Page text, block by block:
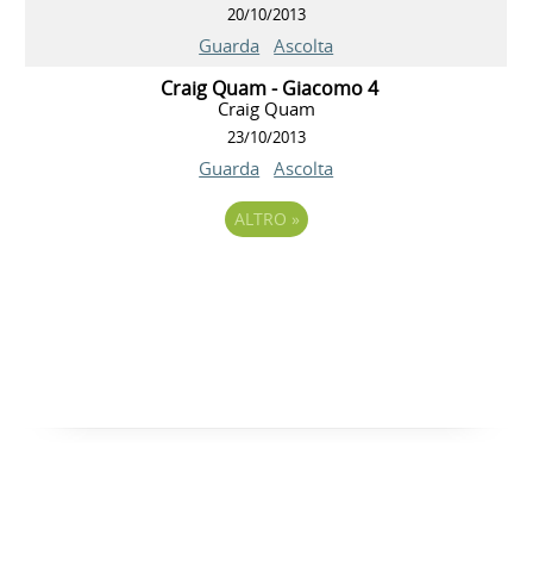
20/10/2013
Guarda Ascolta
Craig Quam - Giacomo 4
Craig Quam
23/10/2013
Guarda Ascolta
ALTRO »